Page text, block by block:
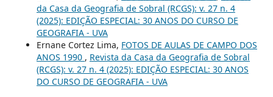
da Casa da Geografia de Sobral (RCGS): v. 27 n. 4
(2025): EDIÇÃO ESPECIAL: 30 ANOS DO CURSO DE
GEOGRAFIA - UVA
Ernane Cortez Lima, FOTOS DE AULAS DE CAMPO DOS
ANOS 1990 , Revista da Casa da Geografia de Sobral
(RCGS): v. 27 n. 4 (2025): EDIÇÃO ESPECIAL: 30 ANOS
DO CURSO DE GEOGRAFIA - UVA